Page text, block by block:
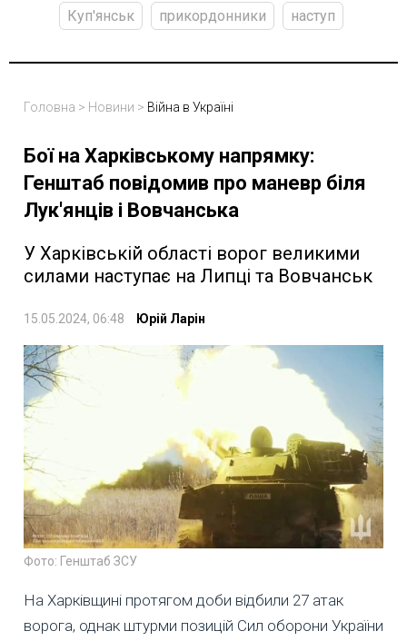
Куп'янськ
прикордонники наступ
Головна > Новини > Війна в Україні
Бої на Харківському напрямку:
Генштаб повідомив про маневр біля
Лук'янців і Вовчанська
У Харківській області ворог великими
силами наступає на Липці та Вовчанськ
15.05.2024, 06:48 Юрій Ларін
Фото: Генштаб ЗСУ
На Харківщині протягом доби відбили 27 атак
ворога, однак штурми позицій Сил оборони України